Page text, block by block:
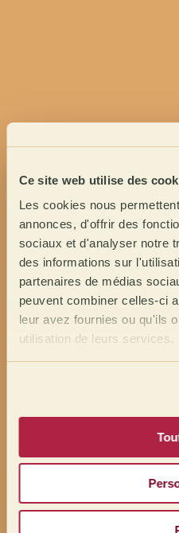
Ce site web utilise des
Les cookies nous
annonces, d'offrir des
sociaux et d'analyser notre
des informations sur
partenaires de médias
peuvent combiner celles-ci
leur avez fournies ou qu'ils
utilisation de leurs services.